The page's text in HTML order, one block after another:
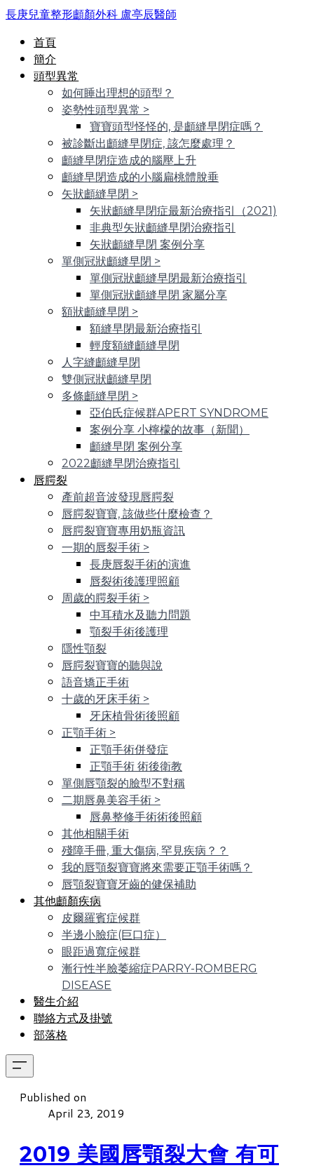
長庚兒童整形顱顏外科 盧亭辰醫師
首頁
簡介
頭型異常
如何睡出理想的頭型？
姿勢性頭型異常 >
寶寶頭型怪怪的, 是顱縫早閉症嗎？
被診斷出顱縫早閉症, 該怎麼處理？
顱縫早閉症造成的腦壓上升
顱縫早閉造成的小腦扁桃體脫垂
矢狀顱縫早閉 >
矢狀顱縫早閉症最新治療指引（2021)
非典型矢狀顱縫早閉治療指引
矢狀顱縫早閉 案例分享
單側冠狀顱縫早閉 >
單側冠狀顱縫早閉最新治療指引
單側冠狀顱縫早閉 家屬分享
額狀顱縫早閉 >
額縫早閉最新治療指引
輕度額縫顱縫早閉
人字縫顱縫早閉
雙側冠狀顱縫早閉
多條顱縫早閉 >
亞伯氏症候群APERT SYNDROME
案例分享 小檸檬的故事（新聞）
顱縫早閉 案例分享
2022顱縫早閉治療指引
唇腭裂
產前超音波發現唇腭裂
唇腭裂寶寶, 該做些什麼檢查？
唇腭裂寶寶專用奶瓶資訊
一期的唇裂手術 >
長庚唇裂手術的演進
唇裂術後護理照顧
周歲的腭裂手術 >
中耳積水及聽力問題
顎裂手術後護理
隱性顎裂
唇腭裂寶寶的聽與說
語音矯正手術
十歲的牙床手術 >
牙床植骨術後照顧
正顎手術 >
正顎手術併發症
正顎手術 術後衛教
單側唇顎裂的臉型不對稱
二期唇鼻美容手術 >
唇鼻整修手術術後照顧
其他相關手術
殘障手冊, 重大傷病, 罕見疾病？？
我的唇顎裂寶寶將來需要正顎手術嗎？
唇顎裂寶寶牙齒的健保補助
其他顱顏疾病
皮爾羅賓症候群
半邊小臉症(巨口症）
眼距過寬症候群
漸行性半臉萎縮症PARRY-ROMBERG
DISEASE
醫生介紹
聯絡方式及掛號
部落格
Published on
April 23, 2019
2019 美國唇顎裂大會 有可